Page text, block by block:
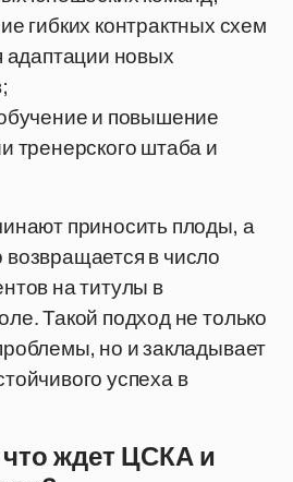
гибких контрактных схем
новых
и повышение
тренерского штаба и
приносить плоды, а
в число
на титулы в
Такой подход не только
но и закладывает
успеха в
ждет ЦСКА и